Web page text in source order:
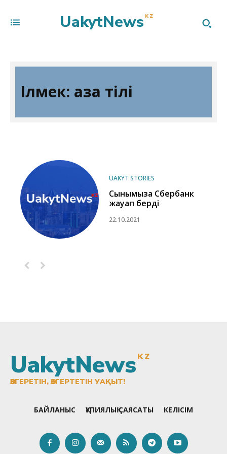
UakytNews KZ
Ілмек: қазақ тілі
UAKYT STORIES
Сынымызға Сбербанк
жауап берді
22.10.2021
UakytNewsKZ
ӨЗГЕРЕТІН, ӨЗГЕРТЕТІН УАҚЫТ!
БАЙЛАНЫС ҚҰПИЯЛЫҚ САЯСАТЫ КЕЛІСІМ